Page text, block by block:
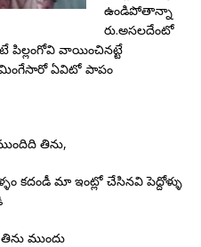
ఉండిపోతాన్నా
రు.అసలదేంటో
వాయించినట్టే
మింగేసారో ఏవిటో పాపం
తిను,
కదండీ మా ఇంట్లో చేసినవి పెద్దోళ్ళు
ముందు